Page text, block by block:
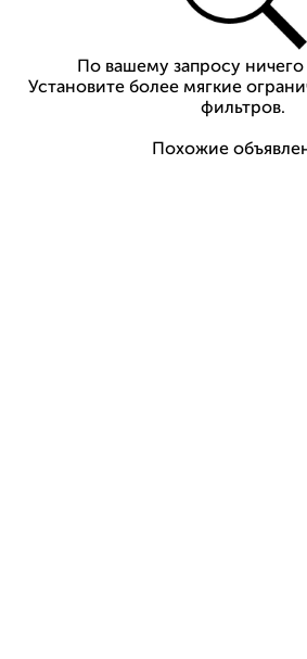
По вашему запросу
Установите более мягкие
фильтров.
Похожие